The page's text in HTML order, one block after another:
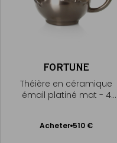
FORTUNE
Théière en céramique
émail platiné mat - 4
Acheter 510 €
Ajouter